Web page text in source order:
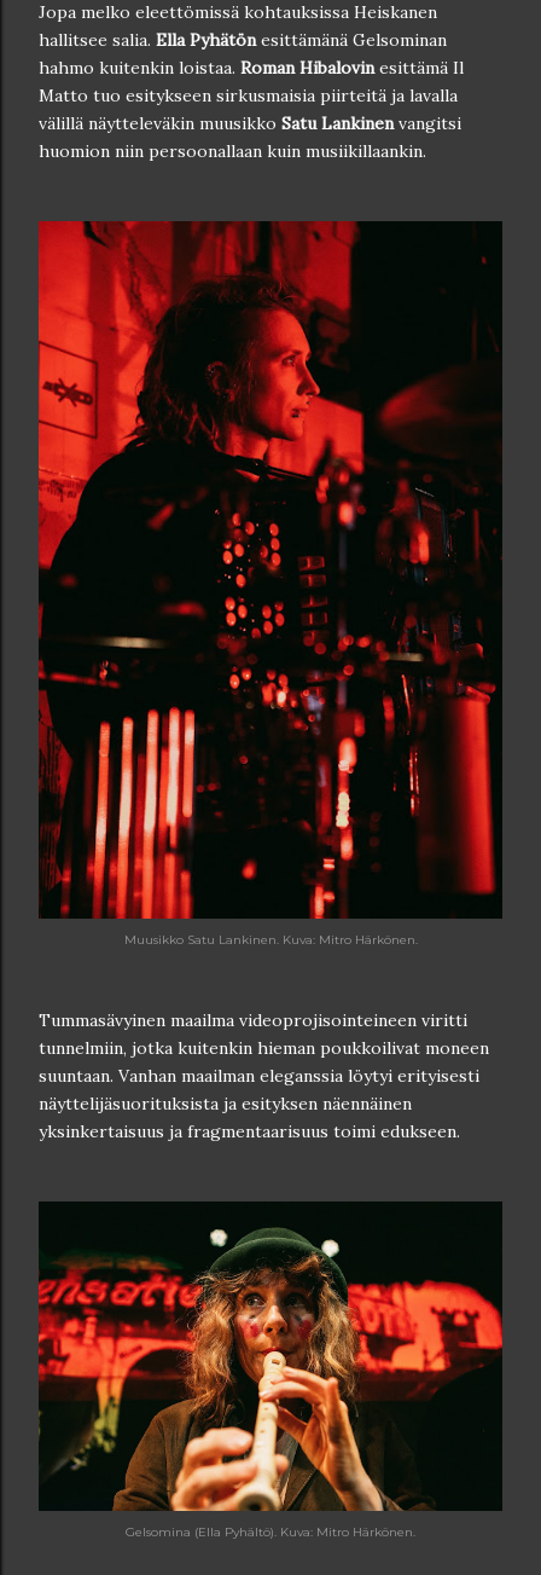
Jopa melko eleettömissä kohtauksissa Heiskanen
hallitsee salia. Ella Pyhätönesittämänä Gelsominan
hahmo kuitenkin loistaa. Roman Hibalovinesittämä Il
Matto tuo esitykseen sirkusmaisia piirteitä ja lavalla
välillä näytteleväkin muusikko Satu Lankinenvangitsi
huomion niin persoonallaan kuin musiikillaankin.
Muusikko Satu Lankinen. Kuva: Mitro Härkönen.
Tummasävyinen maailma videoprojisointeineen viritti
tunnelmiin, jotka kuitenkin hieman poukkoilivat moneen
suuntaan. Vanhan maailman eleganssia löytyi erityisesti
näyttelijäsuorituksista ja esityksen näennäinen
yksinkertaisuus ja fragmentaarisuus toimi edukseen.
Gelsomina (Ella Pyhältö). Kuva: Mitro Härkönen.